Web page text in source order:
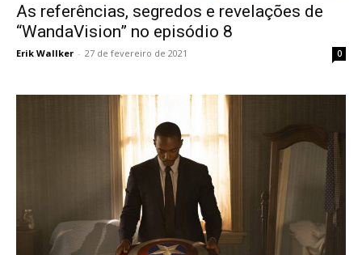
As referências, segredos e revelações de
“WandaVision” no episódio 8
Erik Wallker - 27 de fevereiro de 2021 0